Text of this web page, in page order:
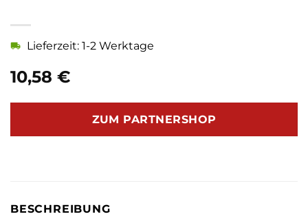
10,58 €
Lieferzeit: 1-2 Werktage
ZUM PARTNERSHOP
BESCHREIBUNG